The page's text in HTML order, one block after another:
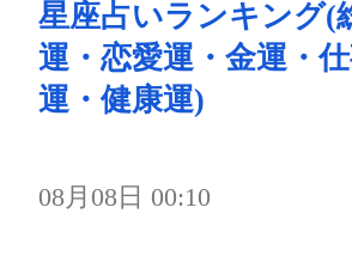
星座占いランキング(
運・恋愛運・金運・
運・健康運)
08月08日 00:10